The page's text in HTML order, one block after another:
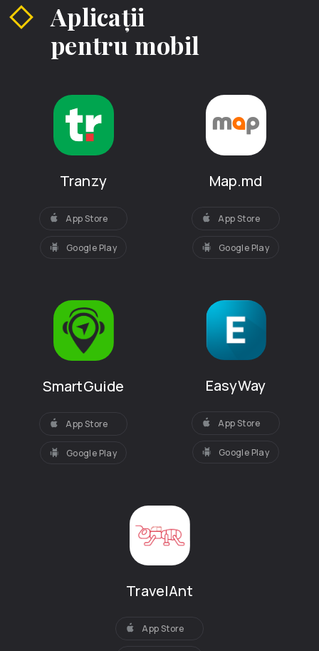
Aplicații
pentru mobil
Tranzy
App Store
Google Play
Map.md
App Store
Google Play
SmartGuide
App Store
Google Play
EasyWay
App Store
Google Play
TravelAnt
App Store